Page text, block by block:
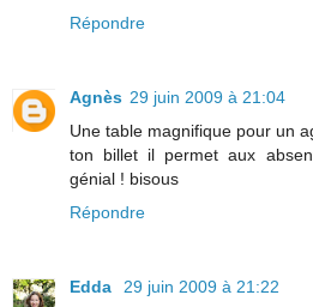
Répondre
Agnès 29 juin 2009 à 21:04
Une table magnifique pour un
ton billet il permet aux
génial ! bisous
Répondre
Edda
29 juin 2009 à 21:22